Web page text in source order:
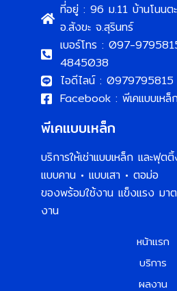
ที่อยู่ : 96 ม.11 บ้านโนนต
อ.สังขะ จ.สุรินทร์
เบอร์โทร : 097-
4845038
ไอดีไลน์ : 0979795815
Facebook : พีเคแบบเหล็
พีเคแบบเหล็ก
บริการให้เช่าแบบเหล็ก และฟุต
แบบคาน • แบบเสา • ตอม่อ
ของพร้อมใช้งาน แข็งแรง มา
งาน
หน้าแรก
บริการ
ผลงาน